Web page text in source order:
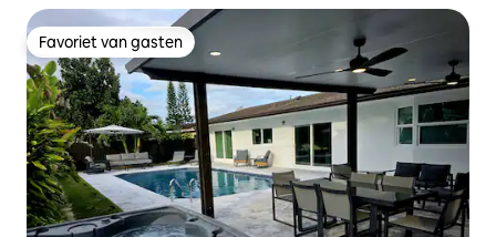
Favoriet van gasten
Favoriet van gasten